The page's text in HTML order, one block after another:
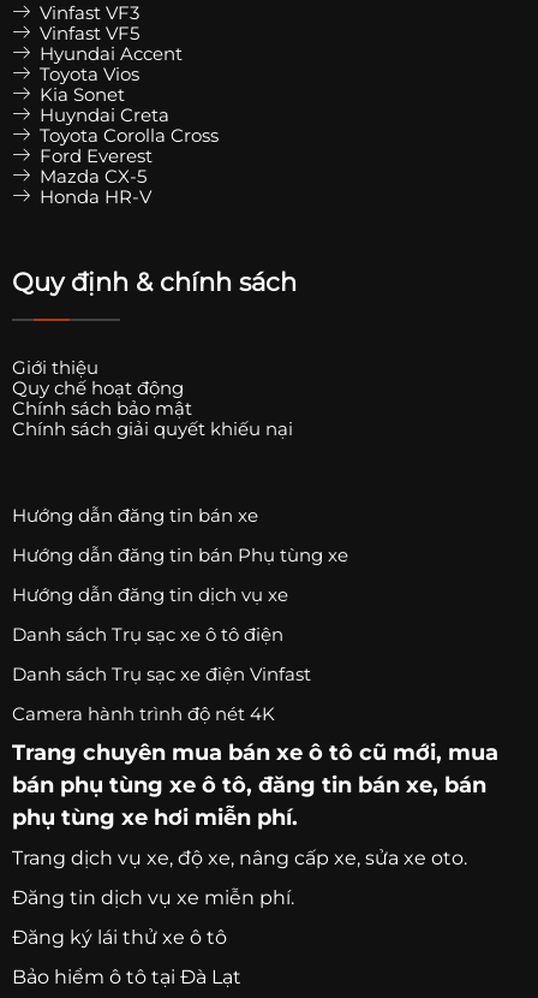
Vinfast VF3
Vinfast VF5
Hyundai Accent
Toyota Vios
Kia Sonet
Huyndai Creta
Toyota Corolla Cross
Ford Everest
Mazda CX-5
Honda HR-V
Quy định & chính sách
Giới thiệu
Quy chế hoạt động
Chính sách bảo mật
Chính sách giải quyết khiếu nại
Hướng dẫn đăng tin bán xe
Hướng dẫn đăng tin bán Phụ tùng xe
Hướng dẫn đăng tin dịch vụ xe
Danh sách Trụ sạc xe ô tô điện
Danh sách Trụ sạc xe điện Vinfast
Camera hành trình độ nét 4K
Trang chuyên mua bán xe ô tô cũ mới, mua
bán phụ tùng xe ô tô, đăng tin bán xe, bán
phụ tùng xe hơi miễn phí.
Trang dịch vụ xe, độ xe, nâng cấp xe, sửa xe oto.
Đăng tin dịch vụ xe miễn phí.
Đăng ký lái thử xe ô tô
Bảo hiểm ô tô tại Đà Lạt